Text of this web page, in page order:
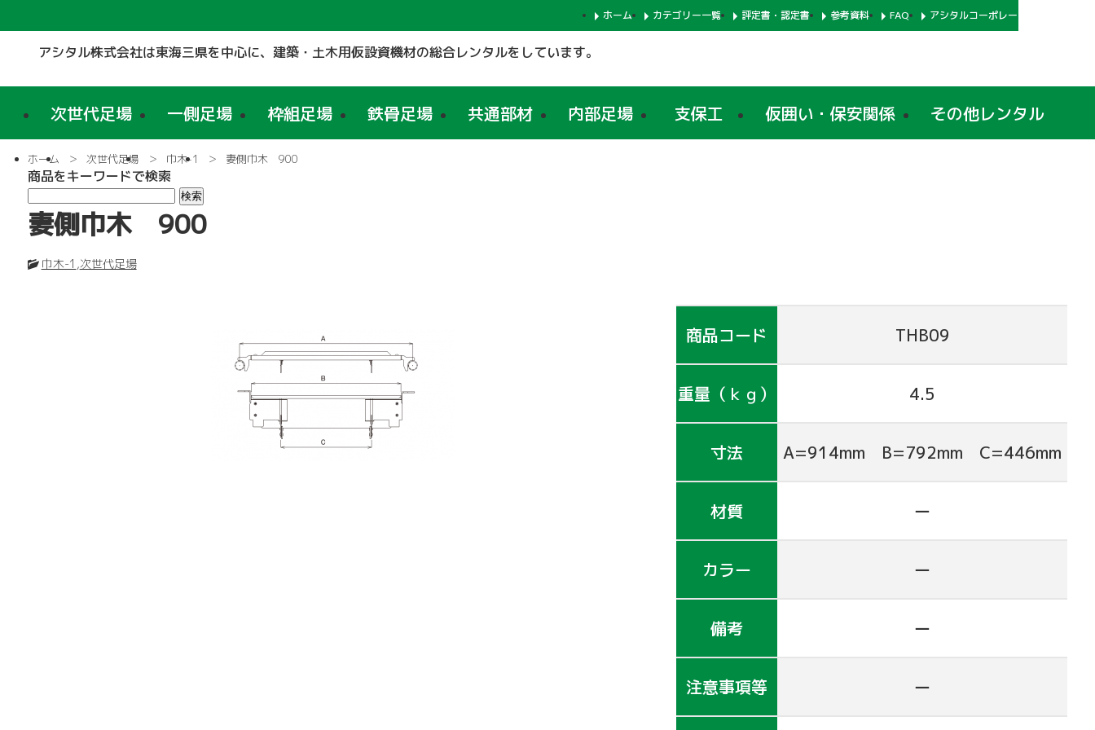
アシタル株式会社は東海三県を中心に、 建築・土木用仮設資機材の総合レンタルをしています。
次世代足場 一側足場 枠組足場 鉄骨足場 共通部材 内部足場 支保工 仮囲い・保安関係 その他レンタル
ホーム カテゴリー一覧 評定書・認定書 参考資料 FAQ アシタルコーポレートサイト
ホーム 次世代足場 巾木-1 妻側巾木 900
商品をキーワードで検索
妻側巾木 900
次世代足場
,
巾木-1
商品コード THB09
重量（ｋｇ） 4.5
寸法 A=914mm B=792mm C=446mm
材質 ー
カラー ー
備考 ー
注意事項等 ー